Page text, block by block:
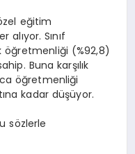
eğitim
Sınıf
(%92,8)
Buna karşılık
öğretmenliği
kadar düşüyor.
sözlerle